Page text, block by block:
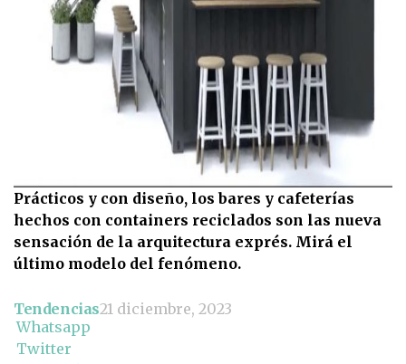
Prácticos y con diseño, los bares y cafeterías
hechos con containers reciclados son las nueva
sensación de la arquitectura exprés. Mirá el
último modelo del fenómeno.
Tendencias21 diciembre, 2023
Whatsapp
Twitter